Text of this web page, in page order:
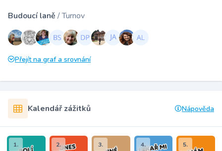
Budoucí laně / Turnov
Přejít na graf a srovnání
Kalendář zážitků Nápověda
1. 2. 3. 4. 5.